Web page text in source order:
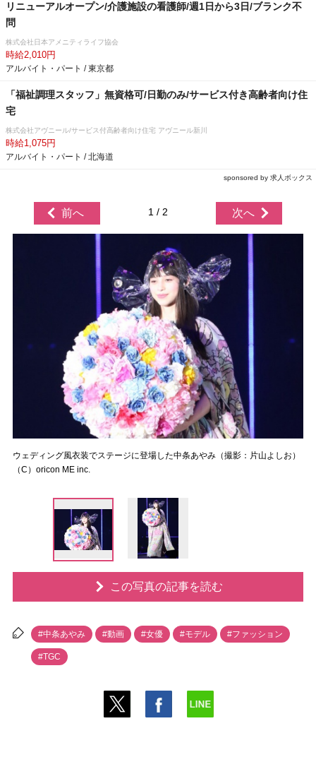
リニューアルオープン/介護施設の看護師/週1日から3日/ブランク不
問
株式会社日本アメニティライフ協会
時給2,010円
アルバイト・パート / 東京都
「福祉調理スタッフ」無資格可/日勤のみ/サービス付き高齢者向け住
宅
株式会社アヴニール/サービス付高齢者向け住宅 アヴニール新川
時給1,075円
アルバイト・パート / 北海道
sponsored by 求人ボックス
前へ 1 / 2 次へ
ウェディング風衣装でステージに登場した中条あやみ（撮影：片山よしお）
（C）oricon ME inc.
この写真の記事を読む
#中条あやみ #動画 #女優 #モデル #ファッション
#TGC